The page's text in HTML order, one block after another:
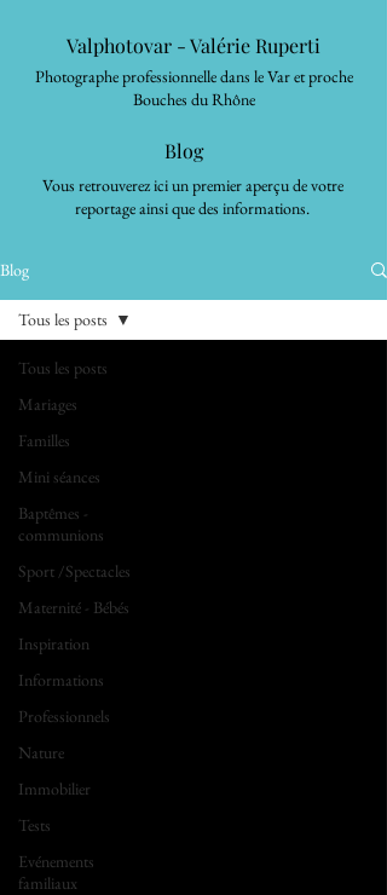
Valphotovar - Valérie Ruperti
Photographe professionnelle dans le Var et proche
Bouches du Rhône
Blog
Vous retrouverez ici un premier aperçu de votre
reportage ainsi que des informations.
Blog
Tous les posts
Mariages
Familles
Mini séances
Baptêmes -
communions
Sport /Spectacles
Maternité - Bébés
Inspiration
Informations
Professionnels
Nature
Immobilier
Tests
Evénements
familiaux
Tous les posts